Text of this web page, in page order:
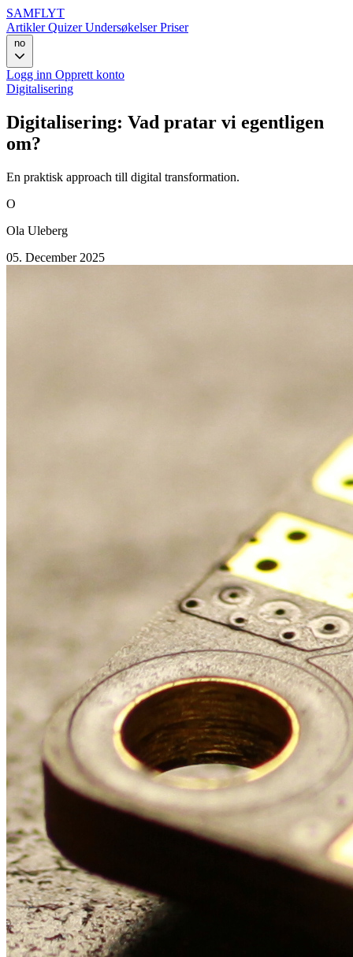
SAMFLYT
ArtiklerQuizerUndersøkelserPriser
no
Logg inn Opprett konto
Digitalisering
Digitalisering: Vad pratar vi egentligen
om?
En praktisk approach till digital transformation.
O
Ola Uleberg
05. December 2025